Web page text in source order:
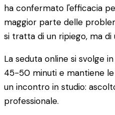
ha confermato l'efficacia
maggior parte delle
si tratta di un ripiego, ma
La seduta online si svolge
45-50 minuti e mantiene
un incontro in studio:
professionale.